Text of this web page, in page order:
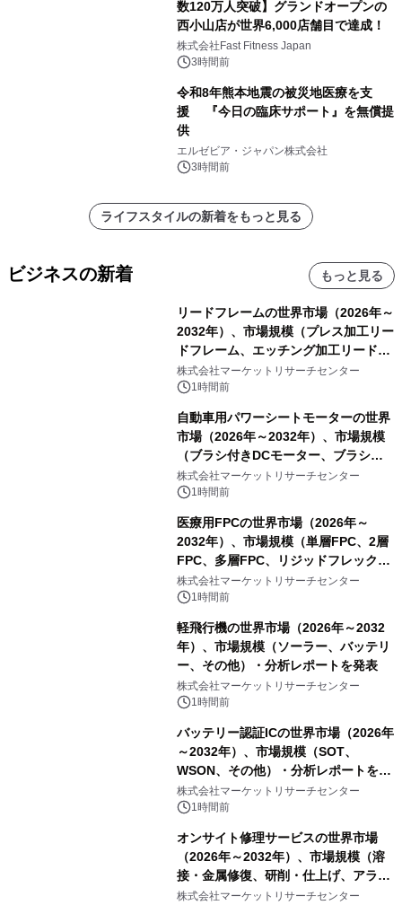
数120万人突破】グランドオープンの
西小山店が世界6,000店舗目で達成！
株式会社Fast Fitness Japan
3時間前
令和8年熊本地震の被災地医療を支
援 『今日の臨床サポート』を無償提
供
エルゼビア・ジャパン株式会社
3時間前
ライフスタイルの新着をもっと見る
ビジネスの新着 もっと見る
リードフレームの世界市場（2026年～
2032年）、市場規模（プレス加工リー
ドフレーム、エッチング加工リードフ
レーム）・分析レポートを発表
株式会社マーケットリサーチセンター
1時間前
自動車用パワーシートモーターの世界
市場（2026年～2032年）、市場規模
（ブラシ付きDCモーター、ブラシレ
スDCモーター）・分析レポートを発
表
株式会社マーケットリサーチセンター
1時間前
医療用FPCの世界市場（2026年～
2032年）、市場規模（単層FPC、2層
FPC、多層FPC、リジッドフレックス
PCB）・分析レポートを発表
株式会社マーケットリサーチセンター
1時間前
軽飛行機の世界市場（2026年～2032
年）、市場規模（ソーラー、バッテリ
ー、その他）・分析レポートを発表
株式会社マーケットリサーチセンター
1時間前
バッテリー認証ICの世界市場（2026年
～2032年）、市場規模（SOT、
WSON、その他）・分析レポートを発
表
株式会社マーケットリサーチセンター
1時間前
オンサイト修理サービスの世界市場
（2026年～2032年）、市場規模（溶
接・金属修復、研削・仕上げ、アライ
メント、その他）・分析レポートを発
株式会社マーケットリサーチセンター